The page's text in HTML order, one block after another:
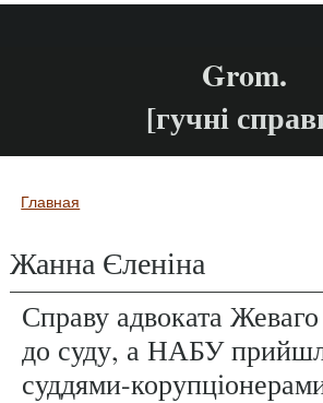
Grom.
[гучні
Вы здесь
Главная
Жанна Єленіна
Справу адвоката
до суду, а НАБУ
суддями-